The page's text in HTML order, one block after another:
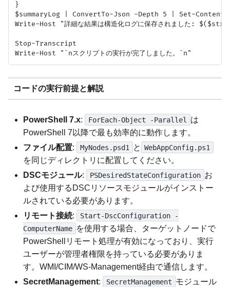
}
$summaryLog | ConvertTo-Json -Depth 5 | Set-
Write-Host "詳細な結果は構造化ログに保存されました:
Stop-Transcript
コードの実行前提と解説
PowerShell 7.x: ForEach-Object -Parallel
は
PowerShell 7以降で最も効率的に動作します。
ファイル配置: MyNodes.psd1 と WebAppConfig.ps1
を同じディレクトリに配置してください。
DSCモジュール: PSDesiredStateConfiguration お
よび使用するDSCリソースモジュールがインストー
ルされている必要があります。
リモート接続:
Start-DscConfiguration -
ComputerName を使用する場合、ターゲットノードで
PowerShellリモート処理が有効になっており、実行
ユーザーが管理者権限を持っている必要がありま
す。WMI/CIM/WS-Management経由で通信します。
SecretManagement: SecretManagement モジュール